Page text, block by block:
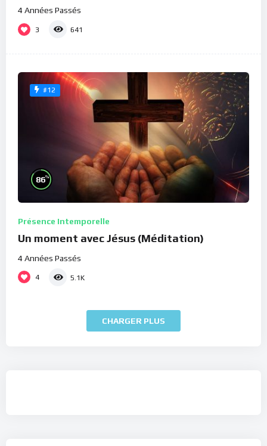
4 Années Passés
3 641
#12
86%
Présence Intemporelle
Un moment avec Jésus (Méditation)
4 Années Passés
4 5.1K
CHARGER PLUS